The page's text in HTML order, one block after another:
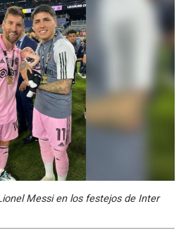
Messi en los festejos de Inter